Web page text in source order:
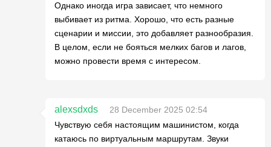
Однако иногда игра зависает, что немного
выбивает из ритма. Хорошо, что есть разные
сценарии и миссии, это добавляет разнообразия.
В целом, если не бояться мелких багов и лагов,
можно провести время с интересом.
alexsdxds
28 December 2025 02:54
Чувствую себя настоящим машинистом, когда
катаюсь по виртуальным маршрутам. Звуки